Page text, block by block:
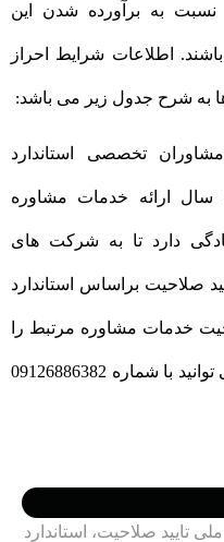
نسبت به برآورده شدن این
اطلاعات شرایط احراز
به شرح جدول زیر می باشد:
تخصصی استاندارد
با تجربه بیش از 10 سال ارائه خدمات مشاوره
استاندارد 17020، آمادگی دارد تا به شرکت های
صلاحیت براساس استاندارد
خدمات مشاوره مرتبط را
ارائه نماید. برای این منظور می توانید با شماره 09126886382
ایزو 17020، مرکز ملی تایید صلاحیت، استاندارد